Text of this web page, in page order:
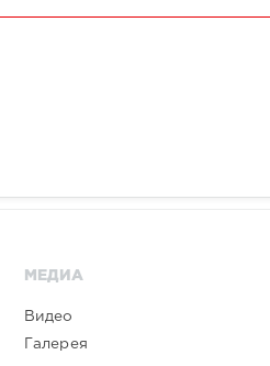
МЕДИА
Видео
Галерея